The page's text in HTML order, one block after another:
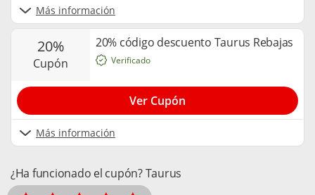
Más información
20%
cupón
20% código descuento Taurus Rebajas
Más información
Verificado
Ver Cupón
¿Ha funcionado el cupón? Taurus